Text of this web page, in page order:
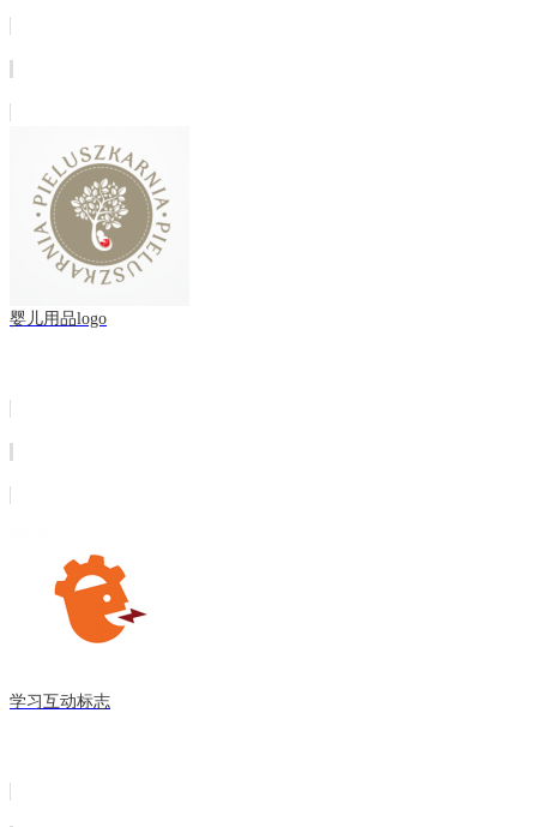
婴儿用品logo
学习互动标志